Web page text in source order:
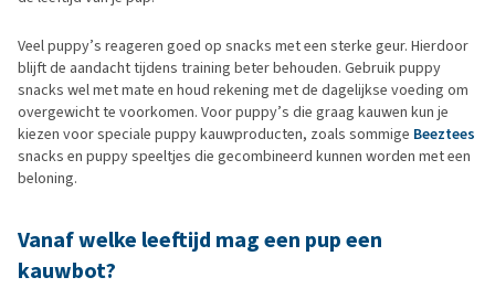
Veel puppy’s reageren goed op snacks met een sterke geur. Hierdoor
blijft de aandacht tijdens training beter behouden. Gebruik puppy
snacks wel met mate en houd rekening met de dagelijkse voeding om
overgewicht te voorkomen. Voor puppy’s die graag kauwen kun je
kiezen voor speciale puppy kauwproducten, zoals sommige Beeztees
snacks en puppy speeltjes die gecombineerd kunnen worden met een
beloning.
Vanaf welke leeftijd mag een pup een
kauwbot?